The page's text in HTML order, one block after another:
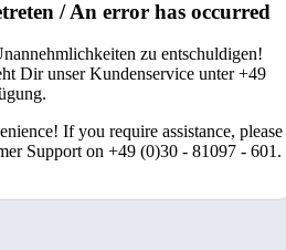
/ An error has occurred
zu entschuldigen!
Dir unser Kundenservice unter +49
If you require assistance, please
Support on +49 (0)30 - 81097 - 601.